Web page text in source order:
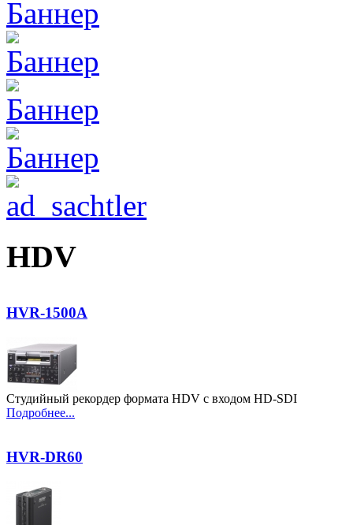
HDV
HVR-1500A
Студийный рекордер формата HDV с входом HD-SDI
Подробнее...
HVR-DR60